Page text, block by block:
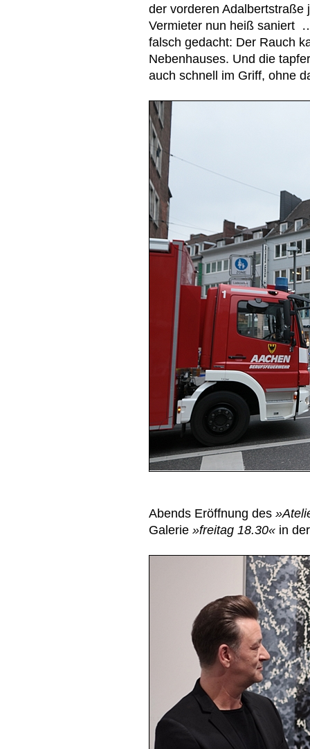
der vorderen Adalbertstraße
Vermieter nun heiß saniert
falsch gedacht: Der Rauch
Nebenhauses. Und die
auch schnell im Griff, ohne
Abends Eröffnung des
Galerie »freitag 18.30« in